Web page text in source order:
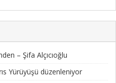
– Şifa Alçıcıoğlu
Yürüyüşü düzenleniyor